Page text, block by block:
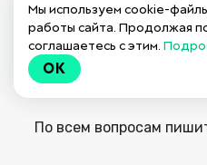
Публичная оферта на
По всем вопросам
Мы используем cookie-
работы сайта. Продолжая
соглашаетесь с этим.
OK